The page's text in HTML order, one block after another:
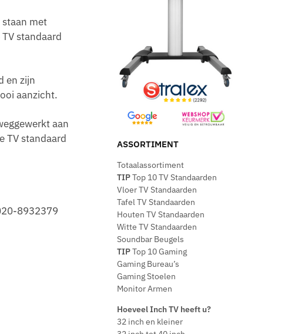
met
standaard
en zijn
aanzicht.
aan
TV standaard
8932379
ASSORTIMENT
Totaalassortiment
TIPTop 10 TV Standaarden
Vloer TV Standaarden
Tafel TV Standaarden
Houten TV Standaarden
Witte TV Standaarden
Soundbar Beugels
TIPTop 10 Gaming
Gaming Bureau’s
Gaming Stoelen
Monitor Armen
Hoeveel Inch TV heeft u?
32 inch en kleiner